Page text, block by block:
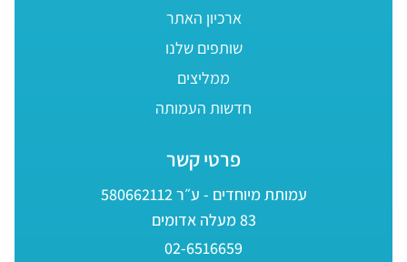
ארכיון האתר
שותפים שלנו
ממליצים
חדשות העמותה
פרטי קשר
עמותת מיוחדים - ע״ר 580662112
83 מעלה אדומים
02-6516659